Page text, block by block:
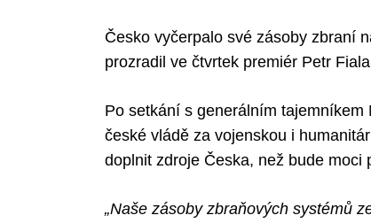
Česko vyčerpalo své zásoby zbraní
prozradil ve čtvrtek premiér Petr
Po setkání s generálním
české vládě za vojenskou i
doplnit zdroje Česka, než bude
„Naše zásoby zbraňových systémů